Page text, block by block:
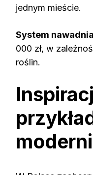
jednym mieście.
System
000 zł, w
roślin.